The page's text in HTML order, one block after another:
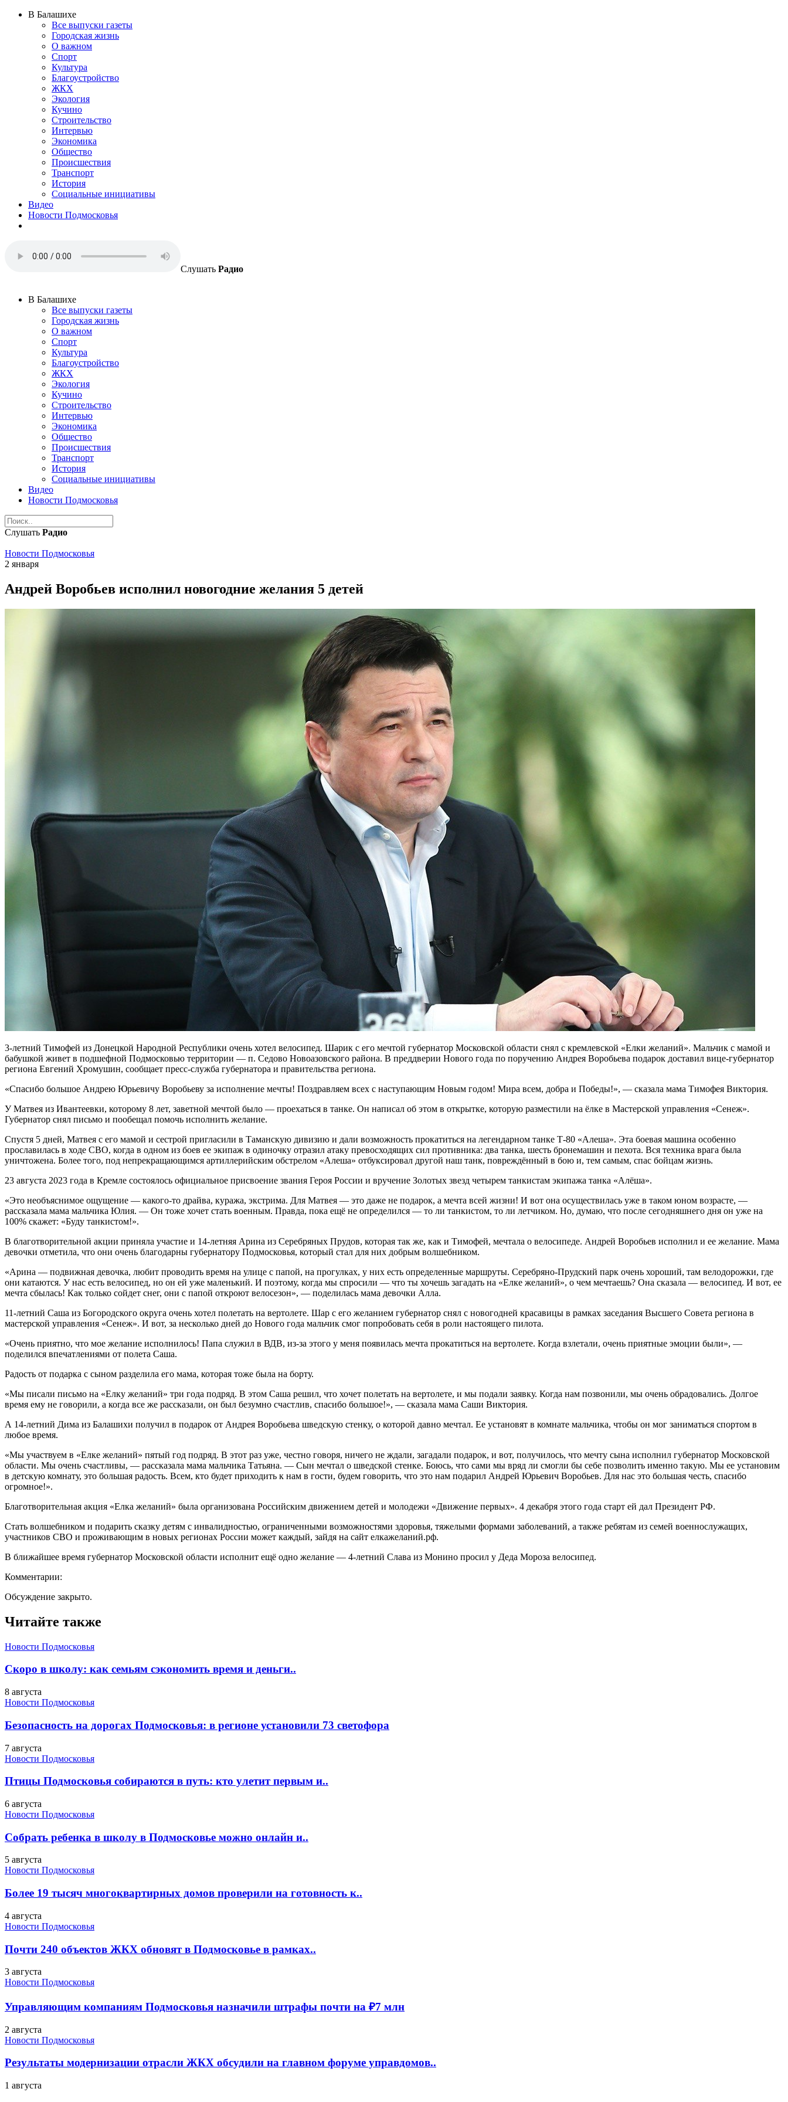
В Балашихе
Все выпуски газеты
Городская жизнь
О важном
Спорт
Культура
Благоустройство
ЖКХ
Экология
Кучино
Строительство
Интервью
Экономика
Общество
Происшествия
Транспорт
История
Социальные инициативы
Видео
Новости Подмосковья
Слушать Радио
В Балашихе
Все выпуски газеты
Городская жизнь
О важном
Спорт
Культура
Благоустройство
ЖКХ
Экология
Кучино
Строительство
Интервью
Экономика
Общество
Происшествия
Транспорт
История
Социальные инициативы
Видео
Новости Подмосковья
Слушать Радио
Новости Подмосковья
2 января
Андрей Воробьев исполнил новогодние желания 5 детей
3-летний Тимофей из Донецкой Народной Республики очень хотел велосипед. Шарик с его мечтой губернатор Московской области снял с кремлевской «Елки желаний». Мальчик с мамой и
бабушкой живет в подшефной Подмосковью территории — п. Седово Новоазовского района. В преддверии Нового года по поручению Андрея Воробьева подарок доставил вице-губернатор
региона Евгений Хромушин, сообщает пресс-служба губернатора и правительства региона.
«Спасибо большое Андрею Юрьевичу Воробьеву за исполнение мечты! Поздравляем всех с наступающим Новым годом! Мира всем, добра и Победы!», — сказала мама Тимофея Виктория.
У Матвея из Ивантеевки, которому 8 лет, заветной мечтой было — проехаться в танке. Он написал об этом в открытке, которую разместили на ёлке в Мастерской управления «Сенеж».
Губернатор снял письмо и пообещал помочь исполнить желание.
Спустя 5 дней, Матвея с его мамой и сестрой пригласили в Таманскую дивизию и дали возможность прокатиться на легендарном танке Т-80 «Алеша». Эта боевая машина особенно
прославилась в ходе СВО, когда в одном из боев ее экипаж в одиночку отразил атаку превосходящих сил противника: два танка, шесть бронемашин и пехота. Вся техника врага была
уничтожена. Более того, под непрекращающимся артиллерийским обстрелом «Алеша» отбуксировал другой наш танк, повреждённый в бою и, тем самым, спас бойцам жизнь.
23 августа 2023 года в Кремле состоялось официальное присвоение звания Героя России и вручение Золотых звезд четырем танкистам экипажа танка «Алёша».
«Это необъяснимое ощущение — какого-то драйва, куража, экстрима. Для Матвея — это даже не подарок, а мечта всей жизни! И вот она осуществилась уже в таком юном возрасте, —
рассказала мама мальчика Юлия. — Он тоже хочет стать военным. Правда, пока ещё не определился — то ли танкистом, то ли летчиком. Но, думаю, что после сегодняшнего дня он уже на
100% скажет: «Буду танкистом!».
В благотворительной акции приняла участие и 14-летняя Арина из Серебряных Прудов, которая так же, как и Тимофей, мечтала о велосипеде. Андрей Воробьев исполнил и ее желание. Мама
девочки отметила, что они очень благодарны губернатору Подмосковья, который стал для них добрым волшебником.
«Арина — подвижная девочка, любит проводить время на улице с папой, на прогулках, у них есть определенные маршруты. Серебряно-Прудский парк очень хороший, там велодорожки, где
они катаются. У нас есть велосипед, но он ей уже маленький. И поэтому, когда мы спросили — что ты хочешь загадать на «Елке желаний», о чем мечтаешь? Она сказала — велосипед. И вот, ее
мечта сбылась! Как только сойдет снег, они с папой откроют велосезон», — поделилась мама девочки Алла.
11-летний Саша из Богородского округа очень хотел полетать на вертолете. Шар с его желанием губернатор снял с новогодней красавицы в рамках заседания Высшего Совета региона в
мастерской управления «Сенеж». И вот, за несколько дней до Нового года мальчик смог попробовать себя в роли настоящего пилота.
«Очень приятно, что мое желание исполнилось! Папа служил в ВДВ, из-за этого у меня появилась мечта прокатиться на вертолете. Когда взлетали, очень приятные эмоции были», —
поделился впечатлениями от полета Саша.
Радость от подарка с сыном разделила его мама, которая тоже была на борту.
«Мы писали письмо на «Елку желаний» три года подряд. В этом Саша решил, что хочет полетать на вертолете, и мы подали заявку. Когда нам позвонили, мы очень обрадовались. Долгое
время ему не говорили, а когда все же рассказали, он был безумно счастлив, спасибо большое!», — сказала мама Саши Виктория.
А 14-летний Дима из Балашихи получил в подарок от Андрея Воробьева шведскую стенку, о которой давно мечтал. Ее установят в комнате мальчика, чтобы он мог заниматься спортом в
любое время.
«Мы участвуем в «Елке желаний» пятый год подряд. В этот раз уже, честно говоря, ничего не ждали, загадали подарок, и вот, получилось, что мечту сына исполнил губернатор Московской
области. Мы очень счастливы, — рассказала мама мальчика Татьяна. — Сын мечтал о шведской стенке. Боюсь, что сами мы вряд ли смогли бы себе позволить именно такую. Мы ее установим
в детскую комнату, это большая радость. Всем, кто будет приходить к нам в гости, будем говорить, что это нам подарил Андрей Юрьевич Воробьев. Для нас это большая честь, спасибо
огромное!».
Благотворительная акция «Елка желаний» была организована Российским движением детей и молодежи «Движение первых». 4 декабря этого года старт ей дал Президент РФ.
Стать волшебником и подарить сказку детям с инвалидностью, ограниченными возможностями здоровья, тяжелыми формами заболеваний, а также ребятам из семей военнослужащих,
участников СВО и проживающим в новых регионах России может каждый, зайдя на сайт елкажеланий.рф.
В ближайшее время губернатор Московской области исполнит ещё одно желание — 4-летний Слава из Монино просил у Деда Мороза велосипед.
Комментарии:
Обсуждение закрыто.
Читайте также
Новости Подмосковья
Скоро в школу: как семьям сэкономить время и деньги..
8 августа
Новости Подмосковья
Безопасность на дорогах Подмосковья: в регионе установили 73 светофора
7 августа
Новости Подмосковья
Птицы Подмосковья собираются в путь: кто улетит первым и..
6 августа
Новости Подмосковья
Собрать ребенка в школу в Подмосковье можно онлайн и..
5 августа
Новости Подмосковья
Более 19 тысяч многоквартирных домов проверили на готовность к..
4 августа
Новости Подмосковья
Почти 240 объектов ЖКХ обновят в Подмосковье в рамках..
3 августа
Новости Подмосковья
Управляющим компаниям Подмосковья назначили штрафы почти на ₽7 млн
2 августа
Новости Подмосковья
Результаты модернизации отрасли ЖКХ обсудили на главном форуме управдомов..
1 августа